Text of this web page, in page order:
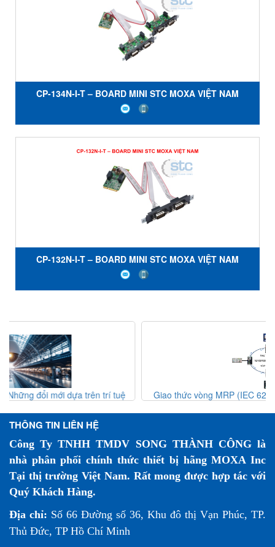
CP-134N-I-T – BOARD MINI STC MOXA VIỆT NAM
CP-132N-I-T – BOARD MINI STC MOXA VIỆT NAM
Giao thức vòng MRP (IEC 62439-2) – Giải pháp dự phòng
THÔNG TIN LIÊN HỆ
Công Ty TNHH TMDV SONG THÀNH CÔNG là
nhà phân phối chính thức thiết bị hãng MOXA Inc
Tại thị trường Việt Nam. Rất mong được hợp tác với
Quý Khách Hàng.
Địa chỉ: Số 66 Đường số 36, Khu đô thị Vạn Phúc, TP.
Thủ Đức, TP Hồ Chí Minh